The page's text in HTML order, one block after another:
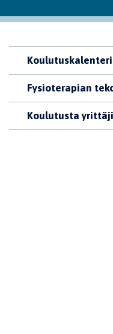
Koulutuskalenteri
Fysioterapian
Koulutusta